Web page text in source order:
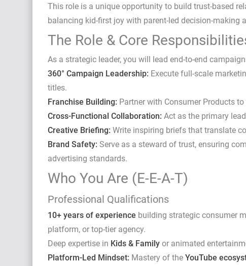
This role is a unique opportunity to build trust-based
balancing kid-first joy with parent-led decision-making
The Role & Core
As a strategic leader, you will lead end-to-end
360° Campaign Leadership: Execute full-scale
titles.
Franchise Building: Partner with Consumer Products
Cross-Functional Collaboration: Act as the primary
Creative Briefing: Write inspiring briefs that translate
Brand Safety: Serve as a steward of trust, ensuring
advertising standards.
Who You Are (E-E-A-T)
Professional Qualifications
10+ years of experience building strategic consumer
platform, or top-tier agency.
Deep expertise in Kids & Family or animated
Platform-Led Mindset: Mastery of the YouTube